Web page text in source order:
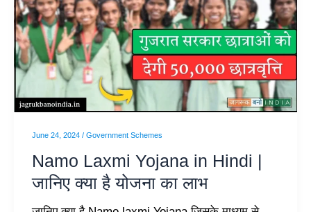
June 24, 2024 / Government Schemes
Namo Laxmi Yojana in Hindi |
जानिए क्या है योजना का लाभ
Yojana
in
Hindi
|
क्या
का
लाभ